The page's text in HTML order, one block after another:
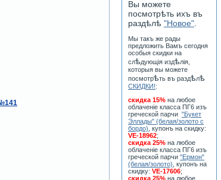
Вы можете
посмотрѣть ихъ въ
раздѣлѣ "Новое"
Мы такъ же рады
предложить Вамъ сегодня
особыя скидки на
слѣдующiя издѣлiя,
которыя вы можете
посмотрѣть въ раздѣлѣ
СКИДКИ!:
скидка 15% на любое
облаченiе класса ПГ6 изъ
греческой парчи "Букет
Эллады" (белая/золото с
бордо) , купонъ на скидку:
VE-18962;
скидка 25% на любое
облаченiе класса ПГ6 изъ
греческой парчи "Ермон"
(белая/золото) , купонъ на
скидку: VE-17606;
скидка 25% на любое